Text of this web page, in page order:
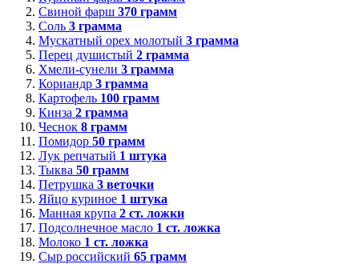
Свиной фарш 370 грамм
Соль 3 грамма
Мускатный орех молотый 3 грамма
Перец душистый 2 грамма
Хмели-сунели 3 грамма
Кориандр 3 грамма
Картофель 100 грамм
Кинза 2 грамма
Чеснок 8 грамм
Помидор 50 грамм
Лук репчатый 1 штука
Тыква 50 грамм
Петрушка 3 веточки
Яйцо куриное 1 штука
Манная крупа 2 ст. ложки
Подсолнечное масло 1 ст. ложка
Молоко 1 ст. ложка
Сыр российский 65 грамм